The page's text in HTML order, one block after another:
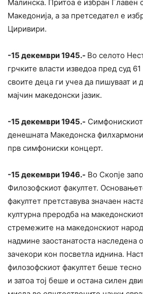
Малинска. Притоа е избран
Македонија, а за претседател е
Циривири.
-15 декември 1945.- Во селото
грчките власти изведоа пред суд
своите деца ги учеа да пишуваат и
мајчин македонски јазик.
-15 декември 1945.-
денешната Македонска
прв симфониски концерт.
-15 декември 1946.- Во Скопје
Филозофскиот факултет.
факултет претставува значаен
културна преродба на
стремежите на македонскиот
надмине заостанатоста наследена
зачекори кон посветла иднина.
филозофскиот факултет беше тесно
и затоа тој беше и остана силен